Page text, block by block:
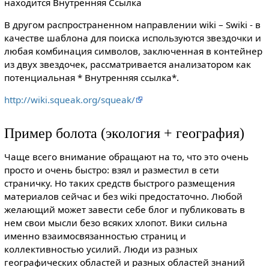
В другом распространенном направлении wiki – Swiki - в
качестве шаблона для поиска используются звездочки и
любая комбинация символов, заключенная в контейнер
из двух звездочек, рассматривается анализатором как
потенциальная * Внутренняя ссылка*.
http://wiki.squeak.org/squeak/
Пример болота (экология + география)
Чаще всего внимание обращают на то, что это очень
просто и очень быстро: взял и разместил в сети
страничку. Но таких средств быстрого размещения
материалов сейчас и без wiki предостаточно. Любой
желающий может завести себе блог и публиковать в
нем свои мысли безо всяких хлопот. Вики сильна
именно взаимосвязанностью страниц и
коллективностью усилий. Люди из разных
географических областей и разных областей знаний